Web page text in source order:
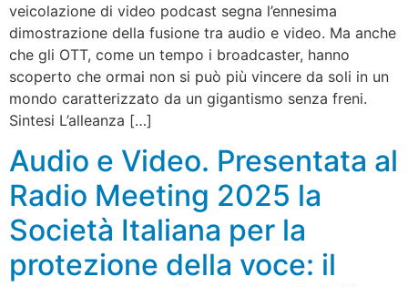
veicolazione di video podcast segna l’ennesima
dimostrazione della fusione tra audio e video. Ma anche
che gli OTT, come un tempo i broadcaster, hanno
scoperto che ormai non si può più vincere da soli in un
mondo caratterizzato da un gigantismo senza freni.
Sintesi L’alleanza […]
Audio e Video. Presentata al
Radio Meeting 2025 la
Società Italiana per la
protezione della voce: il